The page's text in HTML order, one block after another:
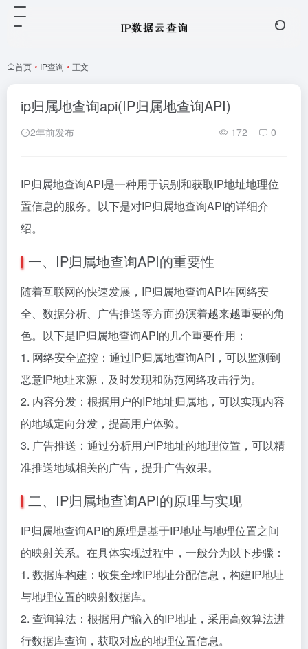
首页 • IP查询 • 正文
ip归属地查询api(IP归属地查询API)
2年前发布 172 0
IP归属地查询API是一种用于识别和获取IP地址地理位
置信息的服务。以下是对IP归属地查询API的详细介
绍。
一、IP归属地查询API的重要性
随着互联网的快速发展，IP归属地查询API在网络安
全、数据分析、广告推送等方面扮演着越来越重要的角
色。以下是IP归属地查询API的几个重要作用：
1. 网络安全监控：通过IP归属地查询API，可以监测到
恶意IP地址来源，及时发现和防范网络攻击行为。
2. 内容分发：根据用户的IP地址归属地，可以实现内容
的地域定向分发，提高用户体验。
3. 广告推送：通过分析用户IP地址的地理位置，可以精
准推送地域相关的广告，提升广告效果。
二、IP归属地查询API的原理与实现
IP归属地查询API的原理是基于IP地址与地理位置之间
的映射关系。在具体实现过程中，一般分为以下步骤：
1. 数据库构建：收集全球IP地址分配信息，构建IP地址
与地理位置的映射数据库。
2. 查询算法：根据用户输入的IP地址，采用高效算法进
行数据库查询，获取对应的地理位置信息。